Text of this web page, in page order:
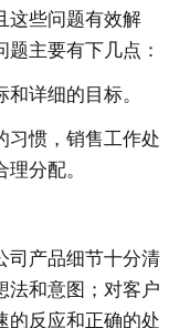
这些问题有效解
主要有下几点：
详细的目标。
习惯，销售工作处
分配。
司产品细节十分清
法和意图；对客户
的反应和正确的处